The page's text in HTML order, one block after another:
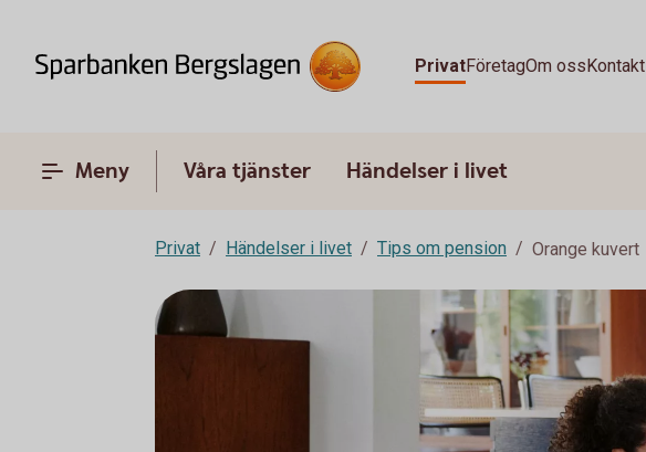
PrivatFöretagOm ossKontakt
Meny Våra tjänster Händelser i livet
Privat Händelser i livet Tips om pension Orange kuvert